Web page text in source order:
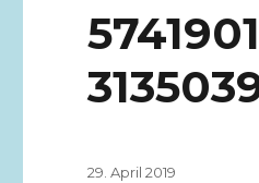
Veröffentlicht
29. April 2019